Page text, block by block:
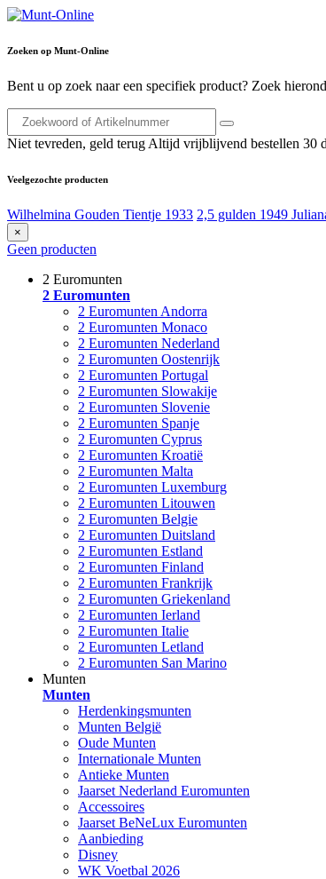
Zoeken op Munt-Online
Bent u op zoek naar een specifiek product? Zoek
Niet tevreden, geld terug Altijd vrijblijvend bestellen 30
Veelgezochte producten
Wilhelmina Gouden Tientje 1933 2,5 gulden 1949
×
Geen producten
2 Euromunten
2 Euromunten
2 Euromunten Andorra
2 Euromunten Monaco
2 Euromunten Nederland
2 Euromunten Oostenrijk
2 Euromunten Portugal
2 Euromunten Slowakije
2 Euromunten Slovenie
2 Euromunten Spanje
2 Euromunten Cyprus
2 Euromunten Kroatië
2 Euromunten Malta
2 Euromunten Luxemburg
2 Euromunten Litouwen
2 Euromunten Belgie
2 Euromunten Duitsland
2 Euromunten Estland
2 Euromunten Finland
2 Euromunten Frankrijk
2 Euromunten Griekenland
2 Euromunten Ierland
2 Euromunten Italie
2 Euromunten Letland
2 Euromunten San Marino
Munten
Munten
Herdenkingsmunten
Munten België
Oude Munten
Internationale Munten
Antieke Munten
Jaarset Nederland Euromunten
Accessoires
Jaarset BeNeLux Euromunten
Aanbieding
Disney
WK Voetbal 2026